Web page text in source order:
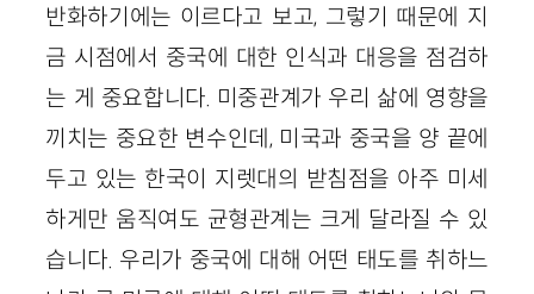
반화하기에는 이르다고 보고, 그렇기 때문에 지
금 시점에서 중국에 대한 인식과 대응을 점검하
는 게 중요합니다. 미중관계가 우리 삶에 영향을
끼치는 중요한 변수인데, 미국과 중국을 양 끝에
두고 있는 한국이 지렛대의 받침점을 아주 미세
하게만 움직여도 균형관계는 크게 달라질 수 있
습니다. 우리가 중국에 대해 어떤 태도를 취하느